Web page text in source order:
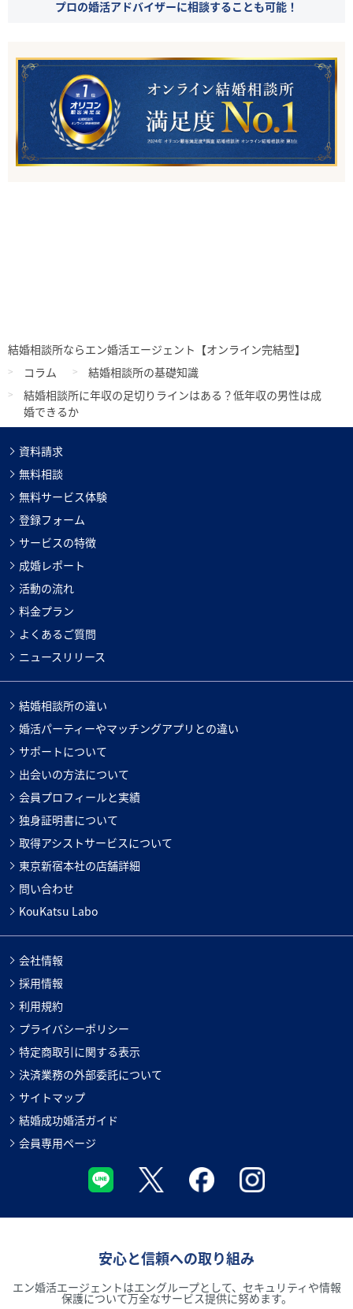
プロの婚活アドバイザーに相談することも可能！
結婚相談所ならエン婚活エージェント【オンライン完結型】
コラム
結婚相談所の基礎知識
結婚相談所に年収の足切りラインはある？低年収の男性は成
婚できるか
資料請求
無料相談
無料サービス体験
登録フォーム
サービスの特徴
成婚レポート
活動の流れ
料金プラン
よくあるご質問
ニュースリリース
結婚相談所の違い
婚活パーティーやマッチングアプリとの違い
サポートについて
出会いの方法について
会員プロフィールと実績
独身証明書について
取得アシストサービスについて
東京新宿本社の店舗詳細
問い合わせ
KouKatsu Labo
会社情報
採用情報
利用規約
プライバシーポリシー
特定商取引に関する表示
決済業務の外部委託について
サイトマップ
結婚成功婚活ガイド
会員専用ページ
安心と信頼への取り組み
エン婚活エージェントはエングループとして、セキュリティや情報
保護について万全なサービス提供に努めます。